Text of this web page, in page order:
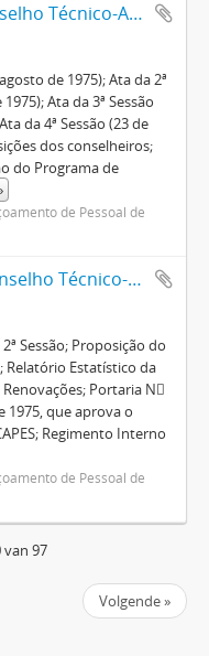
9ª Reunião do Conselho Técnico-Administrativo
de 1975); Ata da 2ª
Ata da 3ª Sessão
da 4ª Sessão (23 de
dos conselheiros;
do Programa de
de Pessoal de
10ª Reunião do Conselho Técnico-Administrativo
Sessão; Proposição do
Relatório Estatístico da
Portaria N
1975, que aprova o
Regimento Interno
de Pessoal de
van 97
Volgende »